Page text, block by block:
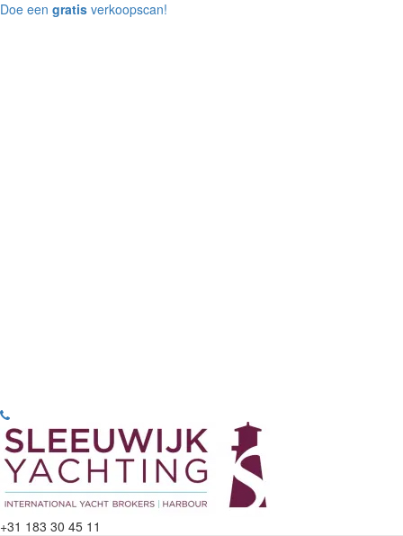
Doe een gratis verkoopscan!
+31 183 30 45 11